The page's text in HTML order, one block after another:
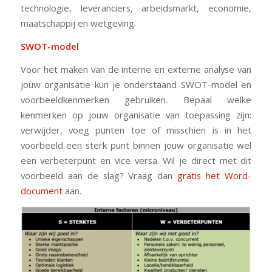
technologie, leveranciers, arbeidsmarkt, economie,
maatschappij en wetgeving.
SWOT-model
Voor het maken van de interne en externe analyse van
jouw organisatie kun je onderstaand SWOT-model en
voorbeeldkenmerken gebruiken. Bepaal welke
kenmerken op jouw organisatie van toepassing zijn:
verwijder, voeg punten toe of misschien is in het
voorbeeld een sterk punt binnen jouw organisatie wel
een verbeterpunt en vice versa. Wil je direct met dit
voorbeeld aan de slag? Vraag dan gratis het Word-
documentaan.